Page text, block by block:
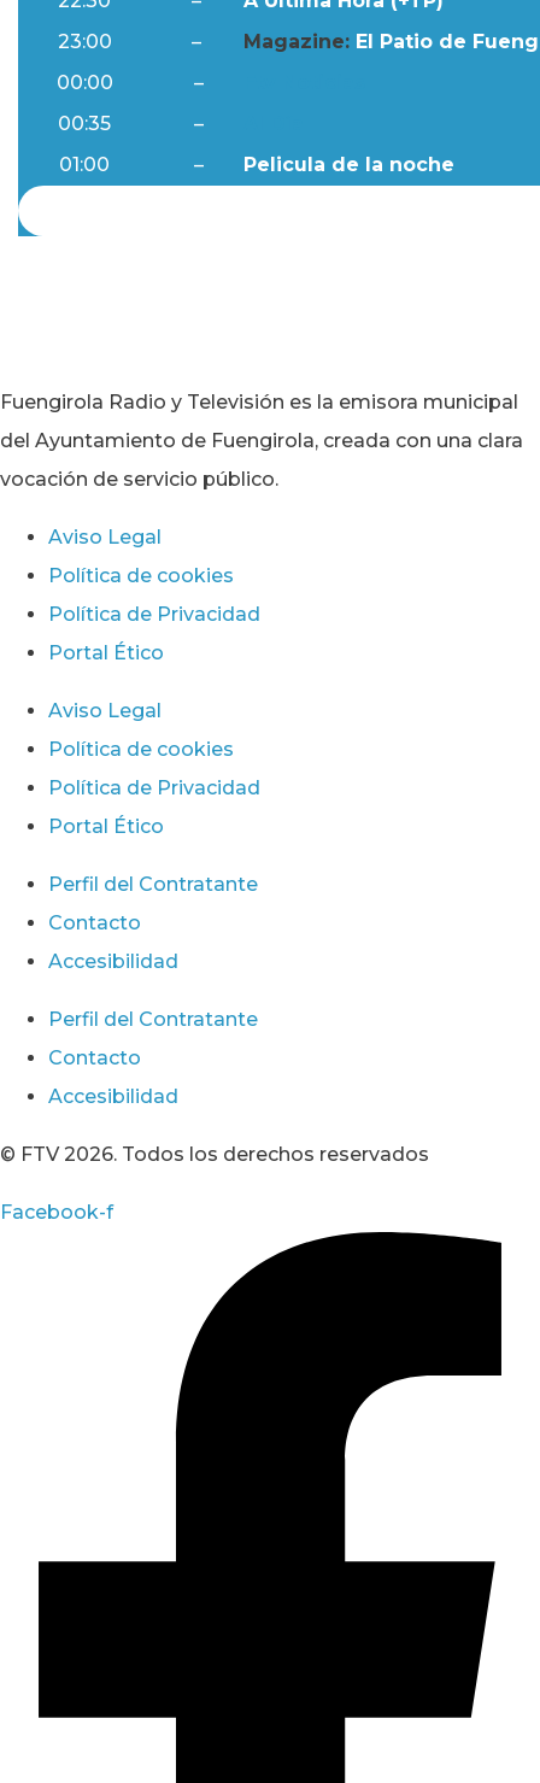
23:00
– Magazine: El Patio de
00:00
–
00:35
–
01:00
– Pelicula de la noche
Fuengirola Radio y Televisión es la emisora municipal
del Ayuntamiento de Fuengirola, creada con una clara
vocación de servicio público.
Aviso Legal
Política de cookies
Política de Privacidad
Portal Ético
Aviso Legal
Política de cookies
Política de Privacidad
Portal Ético
Perfil del Contratante
Contacto
Accesibilidad
Perfil del Contratante
Contacto
Accesibilidad
© FTV 2026. Todos los derechos reservados
Facebook-f